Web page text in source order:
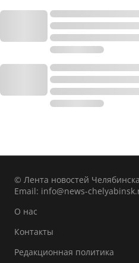
© Лента новостей Челябинска
Email: info@news-
О нас
Контакты
Редакционная политика